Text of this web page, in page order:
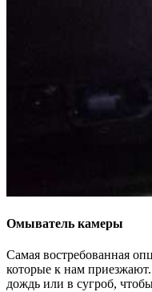
Омыватель камеры
Самая востребованная
которые к нам
дождь или в сугроб,